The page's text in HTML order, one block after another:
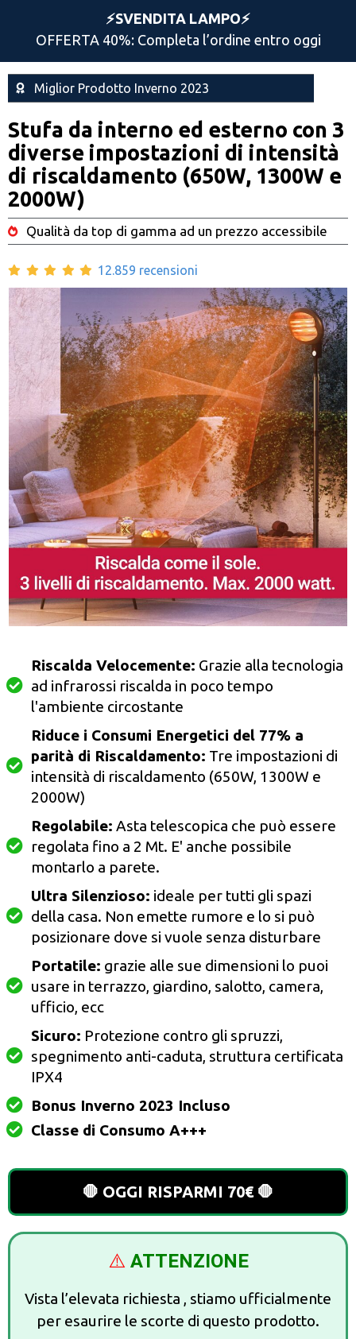
⚡️SVENDITA LAMPO⚡️
OFFERTA 40%: Completa l’ordine entro oggi
Miglior Prodotto Inverno 2023
Stufa da interno ed esterno con 3
diverse impostazioni di intensità
di riscaldamento (650W, 1300W e
2000W)
Qualità da top di gamma ad un prezzo accessibile
12.859 recensioni
Riscalda Velocemente: Grazie alla tecnologia
ad infrarossi riscalda in poco tempo
l'ambiente circostante
Riduce i Consumi Energetici del 77% a
parità di Riscaldamento: Tre impostazioni di
intensità di riscaldamento (650W, 1300W e
2000W)
Regolabile: Asta telescopica che può essere
regolata fino a 2 Mt. E' anche possibile
montarlo a parete.
Ultra Silenzioso: ideale per tutti gli spazi
della casa. Non emette rumore e lo si può
posizionare dove si vuole senza disturbare
Portatile: grazie alle sue dimensioni lo puoi
usare in terrazzo, giardino, salotto, camera,
ufficio, ecc
Sicuro: Protezione contro gli spruzzi,
spegnimento anti-caduta, struttura certificata
IPX4
Bonus Inverno 2023 Incluso
Classe di Consumo A+++
🛑 OGGI RISPARMI 70€ 🛑
⚠️ ATTENZIONE
Vista l’elevata richiesta , stiamo ufficialmente
per esaurire le scorte di questo prodotto.